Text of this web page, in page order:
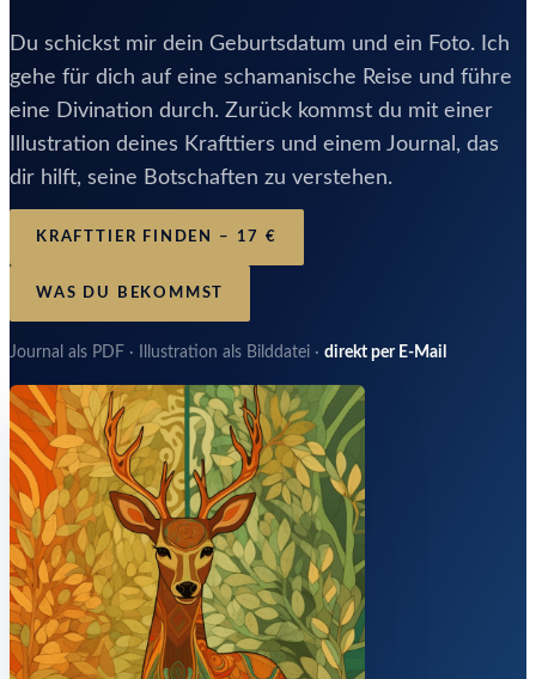
Du schickst mir dein Geburtsdatum und ein Foto. Ich
gehe für dich auf eine schamanische Reise und führe
eine Divination durch. Zurück kommst du mit einer
Illustration deines Krafttiers und einem Journal, das
dir hilft, seine Botschaften zu verstehen.
KRAFTTIER FINDEN – 17 €
WAS DU BEKOMMST
Journal als PDF · Illustration als Bilddatei · direkt per E-Mail